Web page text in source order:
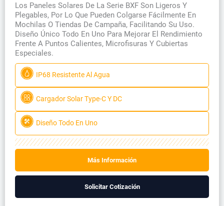
Los Paneles Solares De La Serie BXF Son Ligeros Y
Plegables, Por Lo Que Pueden Colgarse Fácilmente En
Mochilas O Tiendas De Campaña, Facilitando Su Uso.
Diseño Único Todo En Uno Para Mejorar El Rendimiento
Frente A Puntos Calientes, Microfisuras Y Cubiertas
Especiales.
IP68 Resistente Al Agua
Cargador Solar Type-C Y DC
Diseño Todo En Uno
Más Información
Solicitar Cotización